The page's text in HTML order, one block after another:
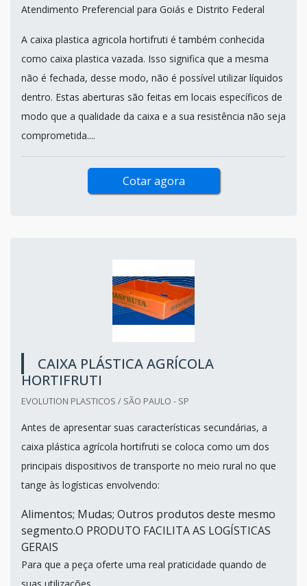
Atendimento Preferencial para Goiás e Distrito Federal
A caixa plastica agricola hortifruti é também conhecida
como caixa plastica vazada. Isso significa que a mesma
não é fechada, desse modo, não é possível utilizar líquidos
dentro. Estas aberturas são feitas em locais específicos de
modo que a qualidade da caixa e a sua resistência não seja
comprometida....
Cotar agora
CAIXA PLÁSTICA AGRÍCOLA
HORTIFRUTI
EVOLUTION PLASTICOS / SÃO PAULO - SP
Antes de apresentar suas características secundárias, a
caixa plástica agrícola hortifruti se coloca como um dos
principais dispositivos de transporte no meio rural no que
tange às logísticas envolvendo:
Alimentos; Mudas; Outros produtos deste mesmo
segmento.O PRODUTO FACILITA AS LOGÍSTICAS
GERAIS
Para que a peça oferte uma real praticidade quando de
suas utilizações,...